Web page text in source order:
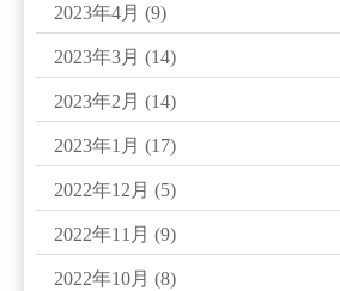
2023年4月 (9)
2023年3月 (14)
2023年2月 (14)
2023年1月 (17)
2022年12月 (5)
2022年11月 (9)
2022年10月 (8)